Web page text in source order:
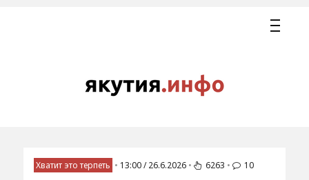
Хватит это терпеть • 13:00 / 26.6.2026 • 6263 • 10